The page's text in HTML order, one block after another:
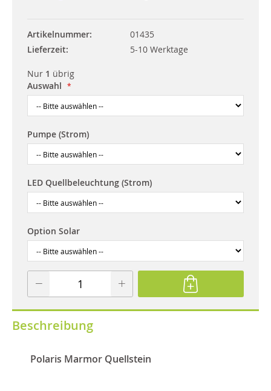
Artikelnummer
01435
Lieferzeit
5-10 Werktage
Nur 1 übrig
Auswahl
Pumpe (Strom)
LED Quellbeleuchtung (Strom)
Option Solar
Beschreibung
Polaris Marmor Quellstein